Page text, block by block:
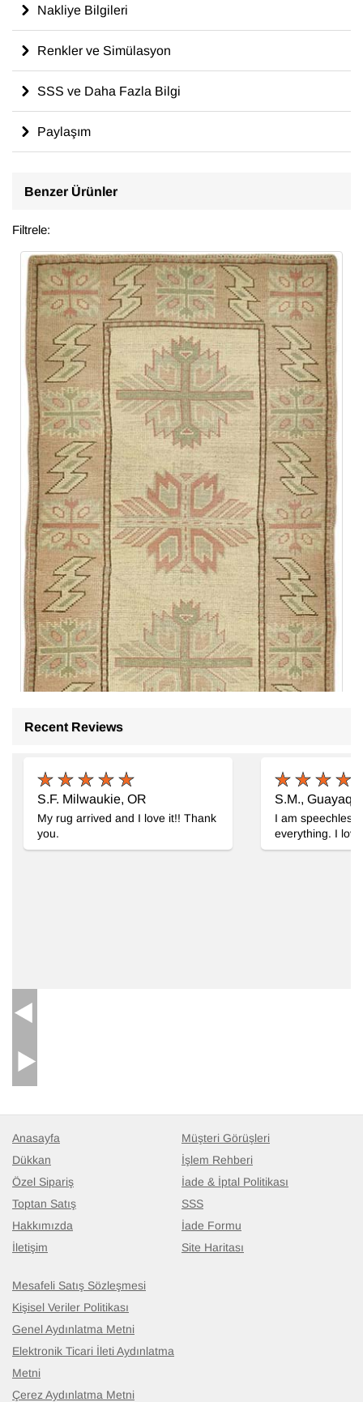
Nakliye Bilgileri
Renkler ve Simülasyon
SSS ve Daha Fazla Bilgi
Paylaşım
Benzer Ürünler
Filtrele:
Vintage Anadolu Yolluk
86 cm x 294 cm
20.271TL
Recent Reviews
S.F. Milwaukie, OR
My rug arrived and I love it!! Thank
you.
S.M.,
I am
everything. I
Anasayfa
Dükkan
Özel Sipariş
Toptan Satış
Hakkımızda
İletişim
Müşteri Görüşleri
İşlem Rehberi
İade & İptal Politikası
SSS
İade Formu
Site Haritası
Mesafeli Satış Sözleşmesi
Kişisel Veriler Politikası
Genel Aydınlatma Metni
Elektronik Ticari İleti Aydınlatma
Metni
Çerez Aydınlatma Metni